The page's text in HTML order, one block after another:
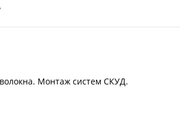
Монтаж систем СКУД.